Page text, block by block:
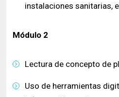
instalaciones sanitarias,
Módulo 2
Lectura de concepto de
Uso de herramientas